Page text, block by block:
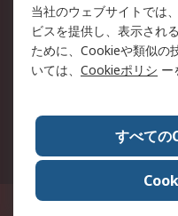
RSについて
会社概要
プレスリリース＆お知
全世界のRS
ESGへの取り組み（英
〒240-0005 神奈川県横浜市保土
当社のウェブサイトでは
ビスを提供し、表示され
ために、Cookieや類似の
いては、 Cookieポリシ ー
すべての